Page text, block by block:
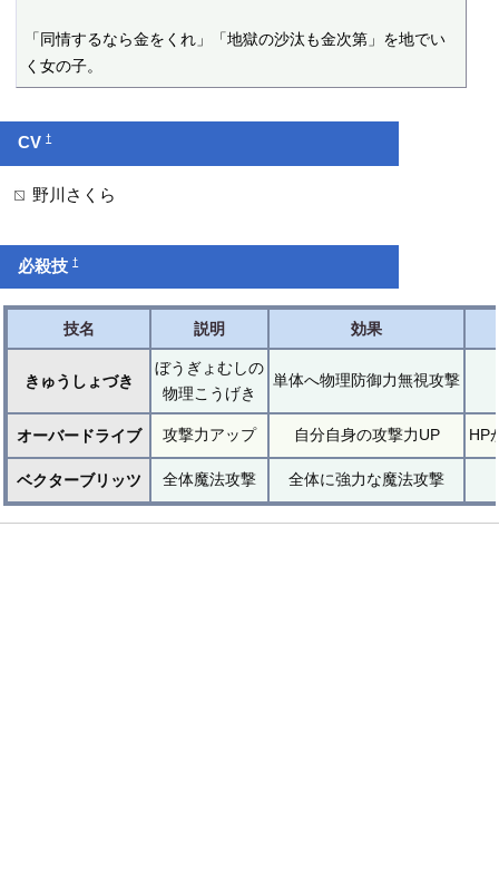
「同情するなら金をくれ」「地獄の沙汰も金次第」を地でい
く女の子。
CV†
野川さくら
必殺技†
技名 説明 効果
きゅうしょづき
ぼうぎょむしの
物理こうげき
単体へ物理防御力無視攻撃
オーバードライブ 攻撃力アップ 自分自身の攻撃力UP HP
ベクターブリッツ 全体魔法攻撃 全体に強力な魔法攻撃